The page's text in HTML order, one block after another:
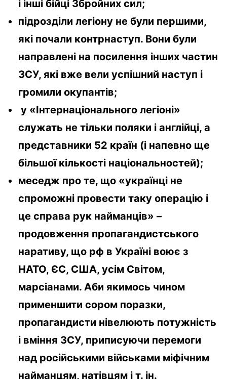
і інші бійці Збройних сил;
підрозділи легіону не були першими,
які почали контрнаступ. Вони були
направлені на посилення інших частин
ЗСУ, які вже вели успішний наступ і
громили окупантів;
у «Інтернаціонального легіоні»
служать не тільки поляки і англійці, а
представники 52 країн (і напевно ще
більшої кількості національностей);
меседж про те, що «українці не
спроможні провести таку операцію і
це справа рук найманців» –
продовження пропагандистського
наративу, що рф в Україні воює з
НАТО, ЄС, США, усім Світом,
марсіанами. Аби якимось чином
применшити сором поразки,
пропагандисти нівелюють потужність
і вміння ЗСУ, приписуючи перемоги
над російськими військами міфічним
найманцям, натівцям і т. ін.